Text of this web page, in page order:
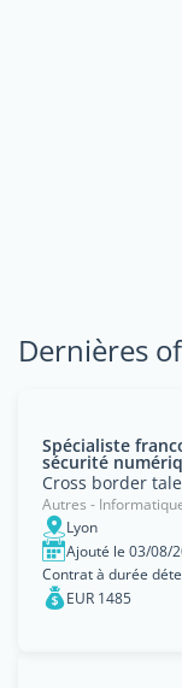
Dernières
Spécialiste
sécurité
Cross border
Autres -
Lyon
Ajouté le 03/08/
Contrat à durée
EUR 1485